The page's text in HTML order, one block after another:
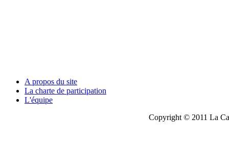
A propos du site
La charte de participation
L'équipe
Copyright © 2011 La